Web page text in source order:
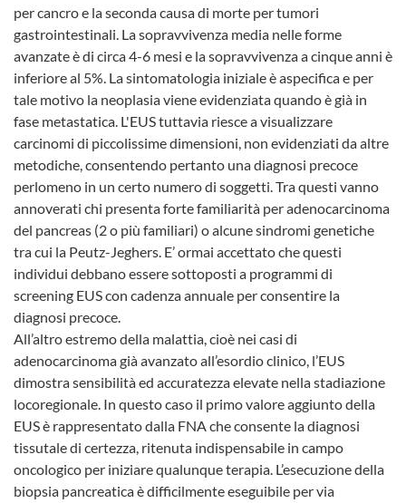
per cancro e la seconda causa di morte per tumori
gastrointestinali. La sopravvivenza media nelle forme
avanzate è di circa 4-6 mesi e la sopravvivenza a cinque anni è
inferiore al 5%. La sintomatologia iniziale è aspecifica e per
tale motivo la neoplasia viene evidenziata quando è già in
fase metastatica. L'EUS tuttavia riesce a visualizzare
carcinomi di piccolissime dimensioni, non evidenziati da altre
metodiche, consentendo pertanto una diagnosi precoce
perlomeno in un certo numero di soggetti. Tra questi vanno
annoverati chi presenta forte familiarità per adenocarcinoma
del pancreas (2 o più familiari) o alcune sindromi genetiche
tra cui la Peutz-Jeghers. E’ ormai accettato che questi
individui debbano essere sottoposti a programmi di
screening EUS con cadenza annuale per consentire la
diagnosi precoce.
All’altro estremo della malattia, cioè nei casi di
adenocarcinoma già avanzato all’esordio clinico, l’EUS
dimostra sensibilità ed accuratezza elevate nella stadiazione
locoregionale. In questo caso il primo valore aggiunto della
EUS è rappresentato dalla FNA che consente la diagnosi
tissutale di certezza, ritenuta indispensabile in campo
oncologico per iniziare qualunque terapia. L’esecuzione della
biopsia pancreatica è difficilmente eseguibile per via